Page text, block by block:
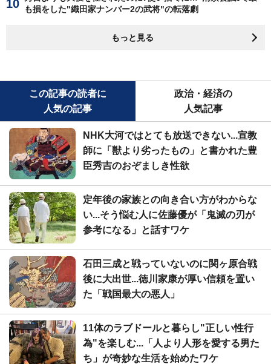
も損をした"織田家ナンバー2の武将"の転落劇
もっと見る
この記事の読者に
人気の記事
政治・経済の
人気記事
NHK大河ではとても放送できない...宣教
師に「獣より劣ったもの」と書かれた豊
臣秀吉のおぞましき性欲
定年後の家族との向き合い方がわからな
い...そう悩む人に佐藤優が「鬼滅の刃が
参考になる」と話すワケ
石田三成と戦っていないのに関ヶ原合戦
後に大出世...徳川家康が厚い信頼を置い
た「戦国最大の悪人」
11体のラブドールと暮らし"正しい性行
為"を楽しむ...「人より人形を愛する男た
ち」が奇妙な生活を始めたワケ